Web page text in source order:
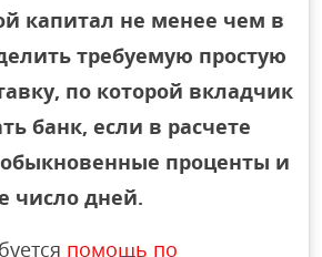
капитал не менее чем в
требуемую простую
по которой вкладчик
банк, если в расчете
проценты и
число дней.
помощь по